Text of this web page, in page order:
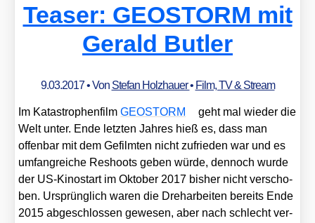
Teaser: GEOSTORM mit
Gerald Butler
9.03.2017• Von Stefan Holzhauer• Film, TV & Stream
Im Kata­stro­phen­filmGEOSTORM
geht mal wie­der die
Welt unter. Ende letz­ten Jah­res hieß es, dass man
offen­bar mit dem Gefilm­ten nicht zufrie­den war und es
umfang­rei­che Reshoots geben wür­de, den­noch wur­de
der US-Kino­start im Okto­ber 2017 bis­her nicht ver­scho­
ben. Ursprüng­lich waren die Dreh­ar­bei­ten bereits Ende
2015 abge­schlos­sen gewe­sen, aber nach schlecht ver­